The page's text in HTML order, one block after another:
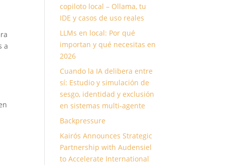
a
copiloto local – Ollama, tu
IDE y casos de uso reales
LLMs en local: Por qué
importan y qué necesitas en
2026
Cuando la IA delibera entre
sí: Estudio y simulación de
sesgo, identidad y exclusión
en sistemas multi-agente
Backpressure
Kairós Announces Strategic
Partnership with Audensiel
to Accelerate International